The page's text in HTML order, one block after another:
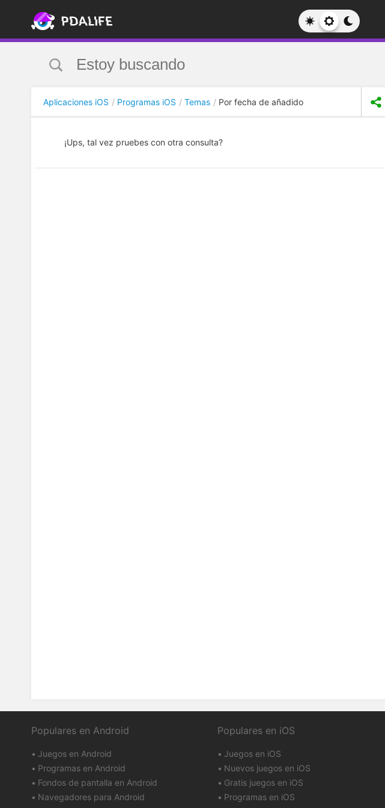
Aplicaciones iOS Programas iOS Temas Por fecha de añadido
¡Ups, tal vez pruebes con otra consulta?
Populares en Android
Juegos en Android
Programas en Android
Fondos de pantalla en Android
Navegadores para Android
Populares en iOS
Juegos en iOS
Nuevos juegos en iOS
Gratis juegos en iOS
Programas en iOS